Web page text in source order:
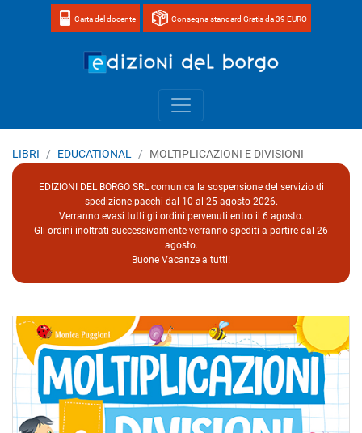
Carta del docente Consegna standard Gratis da 39 EURO
LIBRI EDUCATIONAL MOLTIPLICAZIONI E DIVISIONI
EDIZIONI DEL BORGO SRL comunica la sospensione del servizio di
spedizione pacchi dal 10 al 25 agosto 2026.
Verranno evasi tutti gli ordini pervenuti entro il 6 agosto.
Gli ordini inoltrati successivamente verranno spediti a partire dal 26
agosto.
Buone Vacanze a tutti!